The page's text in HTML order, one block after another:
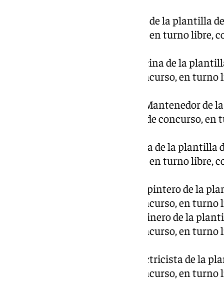
Una plaza de Peón/Mozo/a de la plantilla
por el sistema de concurso, en turno libre,
Una plaza de Pinche de Cocina de la
cubrir por el sistema de concurso, en
Cinco plazas de Portero/a-Mantenedor de
fijo, a cubrir por el sistema de concurso,
Cuatro plazas de Ordenanza de la
por el sistema de concurso, en turno libre,
Una plaza de Oficial 2.ª Carpintero de la
cubrir por el sistema de concurso, en
Una plaza de Oficial 1.ª Cocinero de la
cubrir por el sistema de concurso, en
Una plaza de Oficial 1.ª Electricista de la
cubrir por el sistema de concurso, en